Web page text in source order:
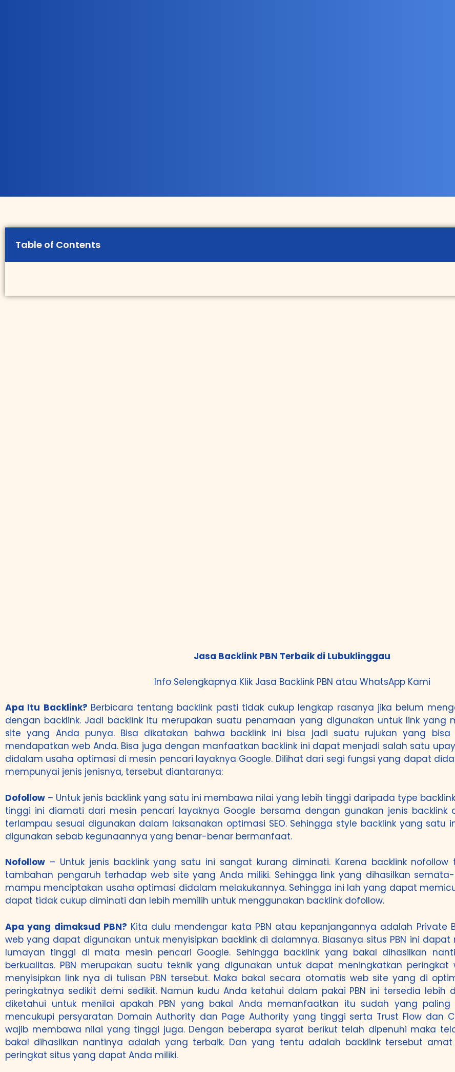
Table of Contents
Jasa Backlink PBN Terbaik di Lubuklinggau
Info Selengkapnya Klik Jasa Backlink PBN atau WhatsApp Kami
Apa Itu Backlink? Berbicara tentang backlink pasti tidak cukup lengkap rasanya jika belum
dengan backlink. Jadi backlink itu merupakan suatu penamaan yang digunakan untuk link yang
site yang Anda punya. Bisa dikatakan bahwa backlink ini bisa jadi suatu rujukan yang bisa
mendapatkan web Anda. Bisa juga dengan manfaatkan backlink ini dapat menjadi salah satu
didalam usaha optimasi di mesin pencari layaknya Google. Dilihat dari segi fungsi yang dapat
mempunyai jenis jenisnya, tersebut diantaranya:
Dofollow – Untuk jenis backlink yang satu ini membawa nilai yang lebih tinggi daripada type
tinggi ini diamati dari mesin pencari layaknya Google bersama dengan gunakan jenis backlink
terlampau sesuai digunakan dalam laksanakan optimasi SEO. Sehingga style backlink yang satu
digunakan sebab kegunaannya yang benar-benar bermanfaat.
Nofollow – Untuk jenis backlink yang satu ini sangat kurang diminati. Karena backlink
tambahan pengaruh terhadap web site yang Anda miliki. Sehingga link yang dihasilkan
mampu menciptakan usaha optimasi didalam melakukannya. Sehingga ini lah yang dapat
dapat tidak cukup diminati dan lebih memilih untuk menggunakan backlink dofollow.
Apa yang dimaksud PBN? Kita dulu mendengar kata PBN atau kepanjangannya adalah Private
web yang dapat digunakan untuk menyisipkan backlink di dalamnya. Biasanya situs PBN ini
lumayan tinggi di mata mesin pencari Google. Sehingga backlink yang bakal dihasilkan
berkualitas. PBN merupakan suatu teknik yang digunakan untuk dapat meningkatkan
menyisipkan link nya di tulisan PBN tersebut. Maka bakal secara otomatis web site yang di
peringkatnya sedikit demi sedikit. Namun kudu Anda ketahui dalam pakai PBN ini tersedia lebih
diketahui untuk menilai apakah PBN yang bakal Anda memanfaatkan itu sudah yang paling
mencukupi persyaratan Domain Authority dan Page Authority yang tinggi serta Trust Flow dan
wajib membawa nilai yang tinggi juga. Dengan beberapa syarat berikut telah dipenuhi maka
bakal dihasilkan nantinya adalah yang terbaik. Dan yang tentu adalah backlink tersebut
peringkat situs yang dapat Anda miliki.